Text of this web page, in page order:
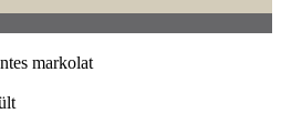
markolat